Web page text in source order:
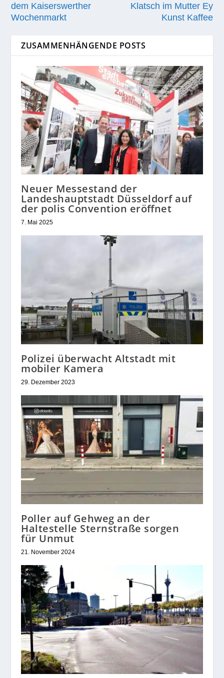
dem Kaiserswerther
Wochenmarkt
Klatsch im Mutter Ey
Kunst Kaffee
ZUSAMMENHÄNGENDE POSTS
Neuer Messestand der
Landeshauptstadt Düsseldorf auf
der polis Convention eröffnet
7. Mai 2025
Polizei überwacht Altstadt mit
mobiler Kamera
29. Dezember 2023
Poller auf Gehweg an der
Haltestelle Sternstraße sorgen
für Unmut
21. November 2024